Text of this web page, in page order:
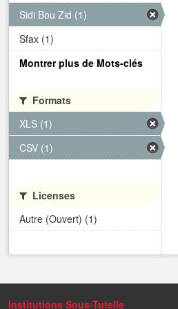
Sidi Bou Zid (1)
Sfax (1)
Montrer plus de Mots-clés
Formats
XLS (1)
CSV (1)
Licenses
Autre (Ouvert) (1)
Institutions Sous-Tutelle